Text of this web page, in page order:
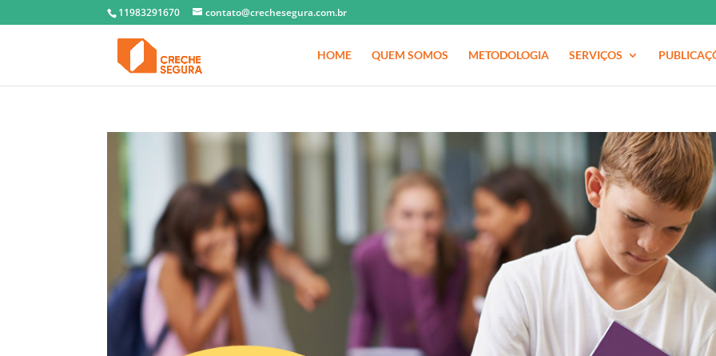
11983291670 contato@crechesegura.com.br
HOME QUEM SOMOS METODOLOGIA SERVIÇOS